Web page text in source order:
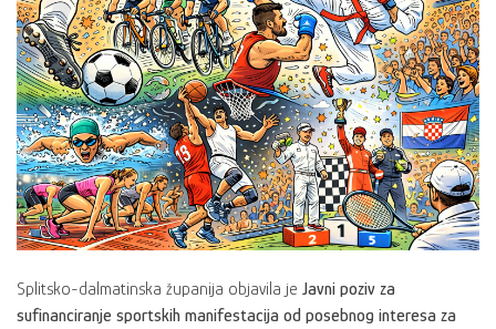
Splitsko-dalmatinska županija objavila je Javni poziv za
sufinanciranje sportskih manifestacija od posebnog interesa za